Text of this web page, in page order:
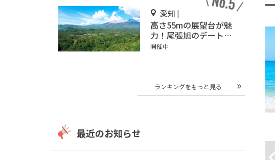
愛知 |
高さ55mの展望台が魅
力！尾張旭のデートス
ポット「スカイワード
開催中
ランキングをもっと見る
最近のお知らせ